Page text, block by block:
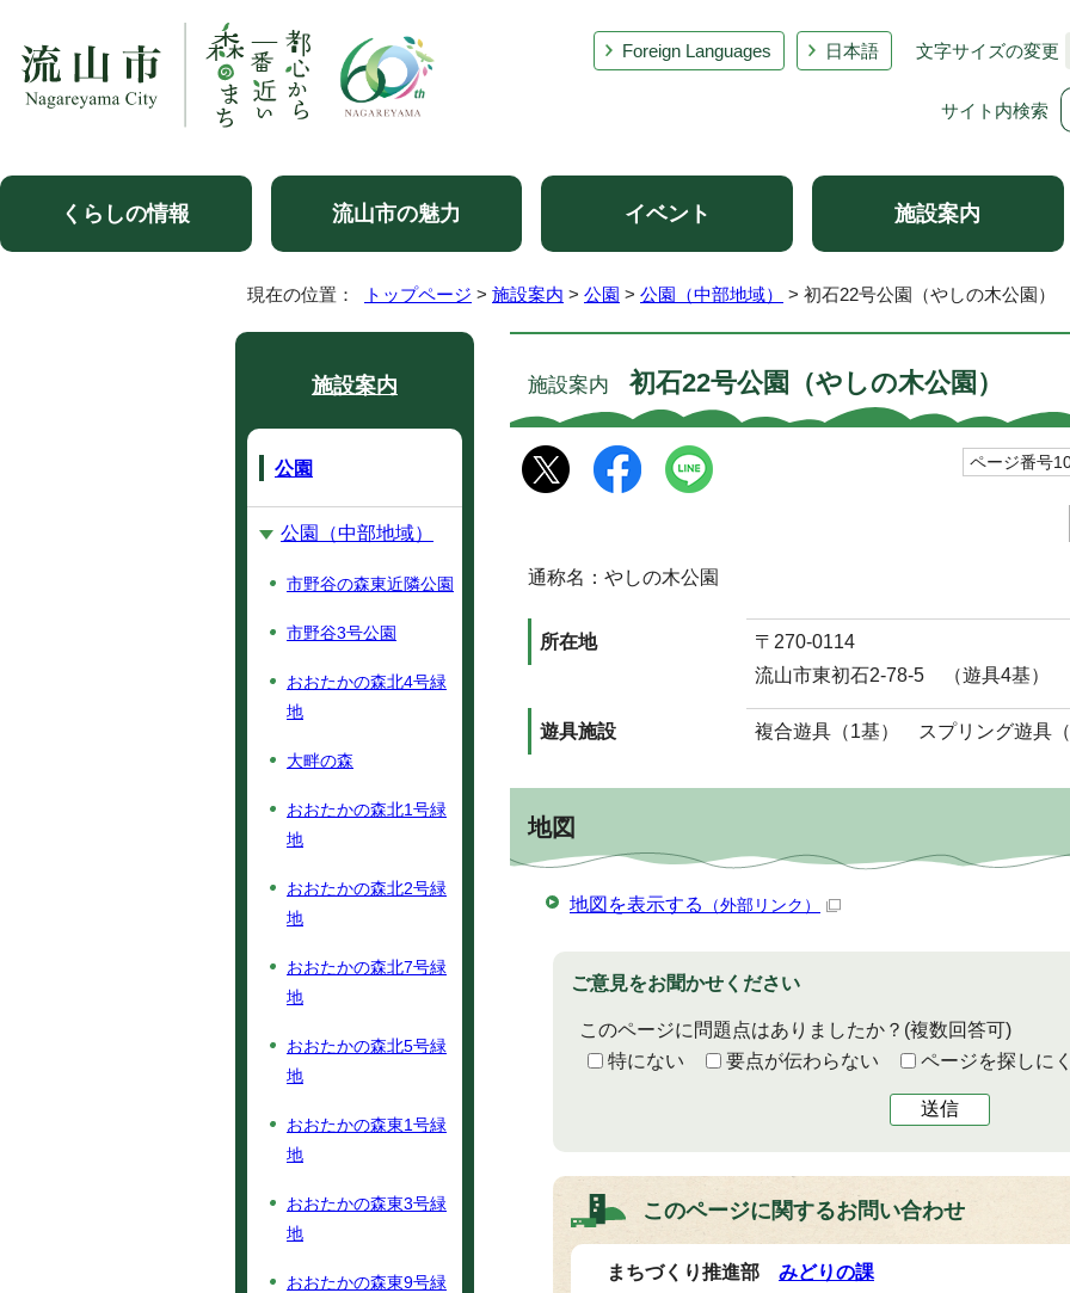
Foreign Languages 日本語 文字サイズの変更
サイト内検索
くらしの情報 流山市の魅力 イベント 施設案内
現在の位置： トップページ > 施設案内 > 公園 > 公園（中部地域） > 初石22号公園（やしの木公園）
施設案内 初石22号公園（やしの木公園）
ページ番号
通称名：やしの木公園
所在地
〒270-0114
流山市東初石2-78-5 （遊具4基）
遊具施設 複合遊具（1基） スプリング遊具
地図
地図を表示する （外部リンク）
ご意見をお聞かせください
このページに問題点はありましたか？ (複数回答可)
特にない
要点が伝わらない ページを探しに
送信
このページに関するお問い合わせ
まちづくり推進部 みどりの課
施設案内
公園
公園（中部地域）
市野谷の森東近隣公園
市野谷3号公園
おおたかの森北4号緑
地
大畔の森
おおたかの森北1号緑
地
おおたかの森北2号緑
地
おおたかの森北7号緑
地
おおたかの森北5号緑
地
おおたかの森東1号緑
地
おおたかの森東3号緑
地
おおたかの森東9号緑